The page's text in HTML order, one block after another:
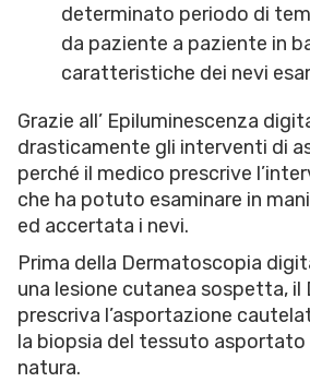
determinato periodo di
da paziente a paziente in
caratteristiche dei nevi
Grazie all’ Epiluminescenza
drasticamente gli interventi di
perché il medico prescrive
che ha potuto esaminare in
ed accertata i nevi.
Prima della Dermatoscopia
una lesione cutanea sospetta,
prescriva l’asportazione
la biopsia del tessuto asportato
natura.